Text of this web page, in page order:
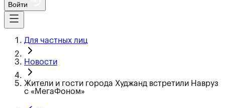
Войти
Для частных лиц
Новости
Жители и гости города Худжанд встретили Навруз
с «МегаФоном»